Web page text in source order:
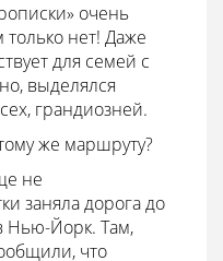
очень
нет! Даже
для семей с
выделялся
грандиозней.
же маршруту?
не
заняла дорога до
Нью-Йорк. Там,
что